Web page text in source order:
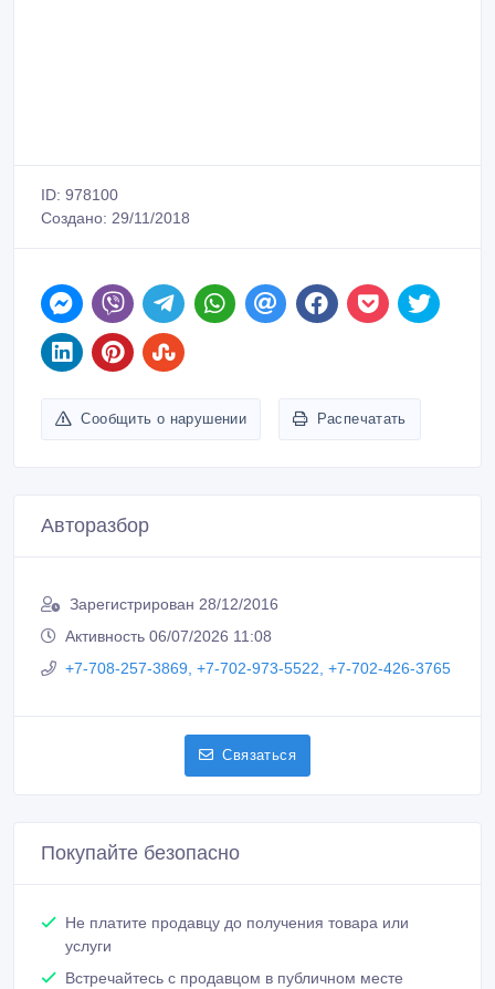
ID: 978100
Создано: 29/11/2018
Сообщить о нарушении Распечатать
Авторазбор
Зарегистрирован 28/12/2016
Активность 06/07/2026 11:08
+7-708-257-3869, +7-702-973-5522, +7-702-426-3765
Связаться
Покупайте безопасно
Не платите продавцу до получения товара или
услуги
Встречайтесь с продавцом в публичном месте